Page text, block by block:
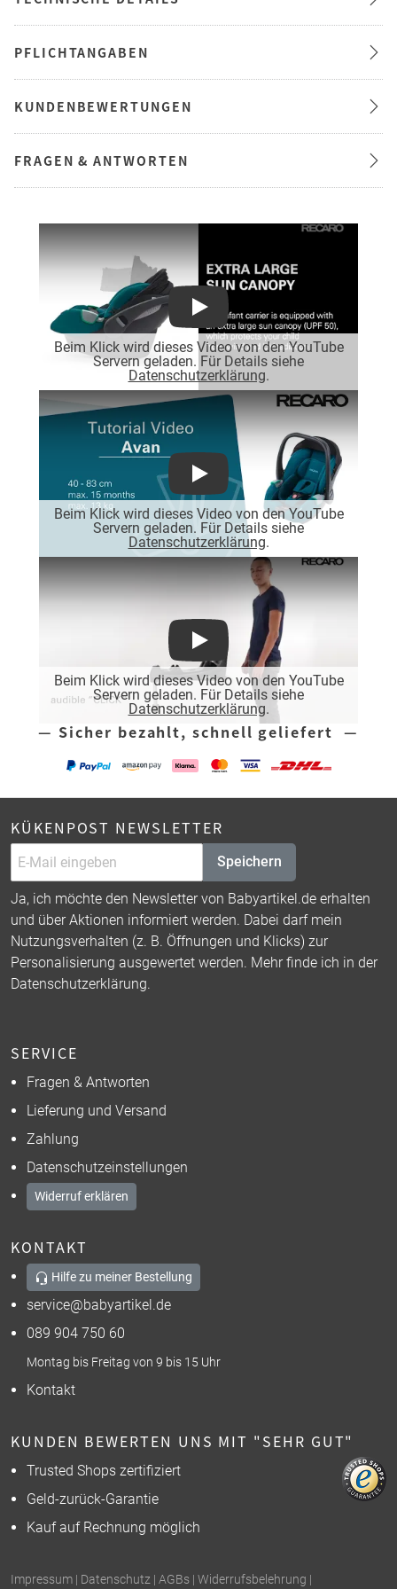
PFLICHTANGABEN
KUNDENBEWERTUNGEN
FRAGEN & ANTWORTEN
Beim Klick wird dieses Video von den YouTube
Servern geladen. Für Details siehe
Datenschutzerklärung.
Play
Beim Klick wird dieses Video von den YouTube
Servern geladen. Für Details siehe
Datenschutzerklärung.
Play
Beim Klick wird dieses Video von den YouTube
Servern geladen. Für Details siehe
Datenschutzerklärung.
Play
— Sicher bezahlt, schnell geliefert —
KÜKENPOST NEWSLETTER
Speichern
Ja, ich möchte den Newsletter von Babyartikel.de erhalten
und über Aktionen informiert werden. Dabei darf mein
Nutzungsverhalten (z. B. Öffnungen und Klicks) zur
Personalisierung ausgewertet werden. Mehr finde ich in der
Datenschutzerklärung.
SERVICE
Fragen & Antworten
Lieferung und Versand
Zahlung
Datenschutzeinstellungen
Widerruf erklären
KONTAKT
Hilfe zu meiner Bestellung
service@babyartikel.de
089 904 750 60
Montag bis Freitag von 9 bis 15 Uhr
Kontakt
KUNDEN BEWERTEN UNS MIT "SEHR GUT"
Trusted Shops zertifiziert
Geld-zurück-Garantie
Kauf auf Rechnung möglich
Impressum Datenschutz AGBs Widerrufsbelehrung